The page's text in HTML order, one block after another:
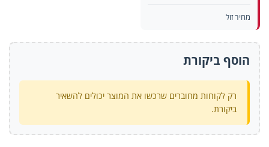
מחיר זול
הוסף ביקורת
רק לקוחות מחוברים שרכשו את המוצר יכולים להשאיר
ביקורת.